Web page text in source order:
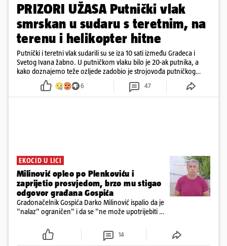
PRIZORI UŽASA Putnički vlak
smrskan u sudaru s teretnim, na
terenu i helikopter hitne
Putnički i teretni vlak sudarili su se iza 10 sati između Gradeca i
Svetog Ivana žabno. U putničkom vlaku bilo je 20-ak putnika, a
kako doznajemo teže ozljede zadobio je strojovođa putničkog
vlaka. Zatvoren je promet, a fotoreporteri Prigorskog objavili su
prve snimke s mjesta sudara
6 47
EKOCID U LICI
Milinović opleo po Plenkoviću i
zaprijetio prosvjedom, brzo mu stigao
odgovor građana Gospića
Gradonačelnik Gospića Darko Milinović ispalio da je
"nalaz" ograničen" i da se "ne može upotrijebiti za
ga je naručio Uskok i da je dio spisa
14